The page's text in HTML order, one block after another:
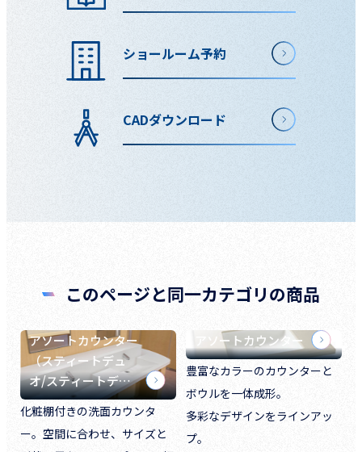
ショールーム予約
CADダウンロード
このページと同一カテゴリの商品
アソートカウンター
（スティートデュ
オ/スティートデ…
化粧棚付きの洗面カウンタ
ー。空間に合わせ、サイズと
アソートカウンター
豊富なカラーのカウンターと
ボウルを一体成形。
多彩なデザインをラインアッ
プ。